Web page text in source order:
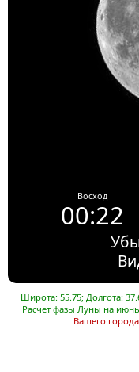
Восход
00:22
Широта: 55.75; Долгота:
Расчет фазы Луны на июнь
Вашего города